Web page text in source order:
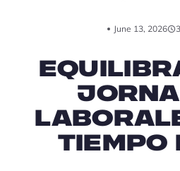
June 13, 2026 3